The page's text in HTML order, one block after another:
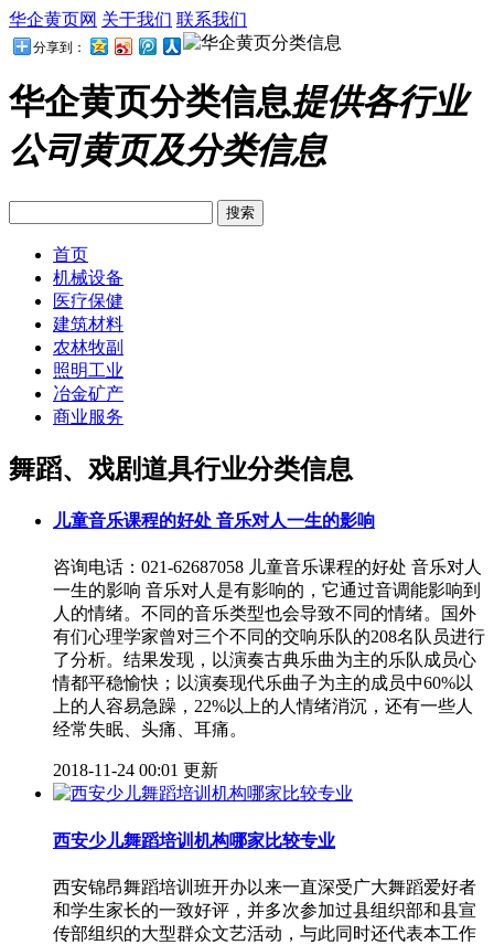
华企黄页网 关于我们 联系我们
分享到：
华企黄页分类信息提供各行业
公司黄页及分类信息
首页
机械设备
医疗保健
建筑材料
农林牧副
照明工业
冶金矿产
商业服务
舞蹈、戏剧道具行业分类信息
儿童音乐课程的好处 音乐对人一生的影响
咨询电话：021-62687058 儿童音乐课程的好处 音乐对人
一生的影响 音乐对人是有影响的，它通过音调能影响到
人的情绪。不同的音乐类型也会导致不同的情绪。国外
有们心理学家曾对三个不同的交响乐队的208名队员进行
了分析。结果发现，以演奏古典乐曲为主的乐队成员心
情都平稳愉快；以演奏现代乐曲子为主的成员中60%以
上的人容易急躁，22%以上的人情绪消沉，还有一些人
经常失眠、头痛、耳痛。
2018-11-24 00:01 更新
西安少儿舞蹈培训机构哪家比较专业
西安锦昂舞蹈培训班开办以来一直深受广大舞蹈爱好者
和学生家长的一致好评，并多次参加过县组织部和县宣
传部组织的大型群众文艺活动，与此同时还代表本工作